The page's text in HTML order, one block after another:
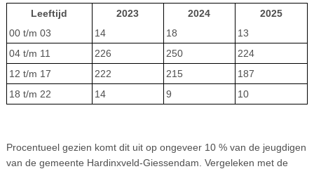
Leeftijd 2023 2024
2025
00 t/m 03
14 18
13
04 t/m 11
226 250
224
12 t/m 17
222 215
187
18 t/m 22
14 9 10
Procentueel gezien komt dit uit op ongeveer 10 % van de jeugdigen
van de gemeente Hardinxveld-Giessendam. Vergeleken met de